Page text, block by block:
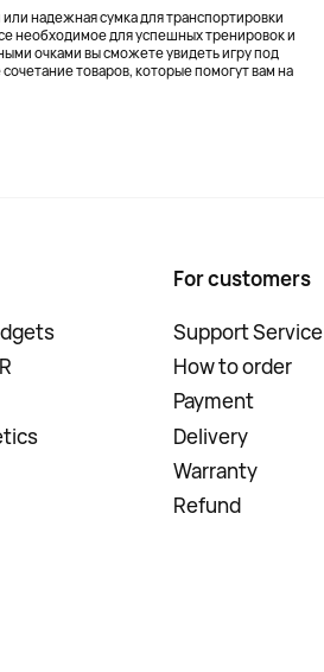
надежная сумка для транспортировки
необходимое для успешных тренировок и
очками вы сможете увидеть игру под
товаров, которые помогут вам на
For customers
Support Service
How to order
Payment
Delivery
Warranty
Refund